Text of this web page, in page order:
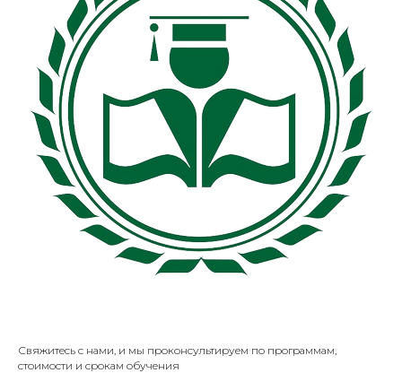
Свяжитесь с нами, и мы проконсультируем по программам,
стоимости и срокам обучения